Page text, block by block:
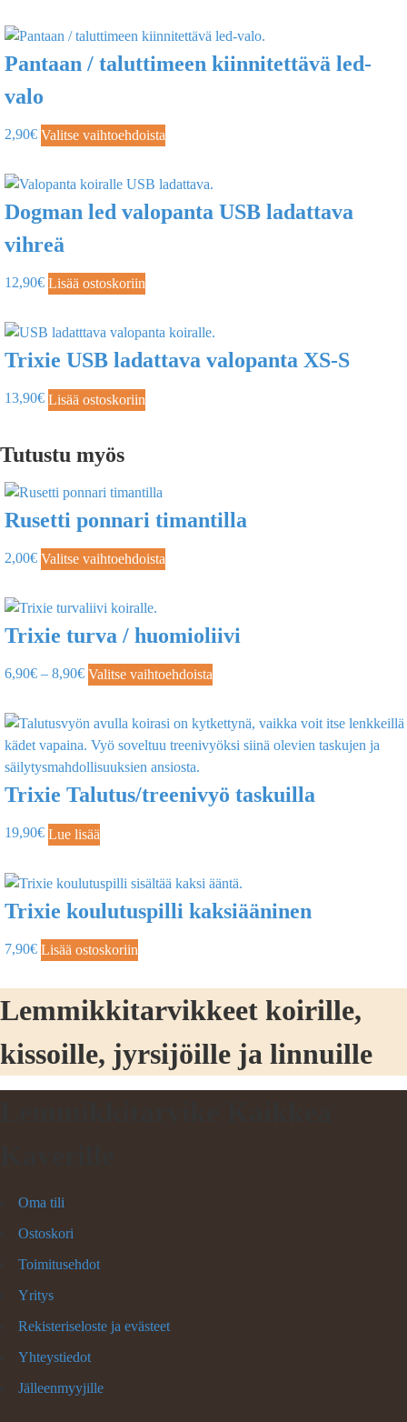
Pantaan / taluttimeen kiinnitettävä led-
valo
2,90€ Valitse vaihtoehdoista
Dogman led valopanta USB ladattava
vihreä
12,90€ Lisää ostoskoriin
Trixie USB ladattava valopanta XS-S
13,90€ Lisää ostoskoriin
Tutustu myös
Rusetti ponnari timantilla
2,00€ Valitse vaihtoehdoista
Trixie turva / huomioliivi
6,90€ – 8,90€ Valitse vaihtoehdoista
Trixie Talutus/treenivyö taskuilla
19,90€ Lue lisää
Trixie koulutuspilli kaksiääninen
7,90€ Lisää ostoskoriin
Lemmikkitarvikkeet koirille,
kissoille, jyrsijöille ja linnuille
Oma tili
Ostoskori
Toimitusehdot
Yritys
Rekisteriseloste ja evästeet
Yhteystiedot
Jälleenmyyjille